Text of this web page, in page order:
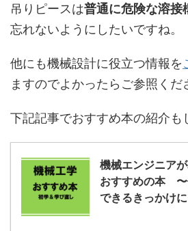
吊りピースは普通に危険な溶接
忘れないようにしたいですね。
他にも機械設計に役立つ情報を
ますのでよかったらご参照くだ
下記記事でおすすめ本の紹介も
機械エンジニア
おすすめの本 〜
できるきっかけ